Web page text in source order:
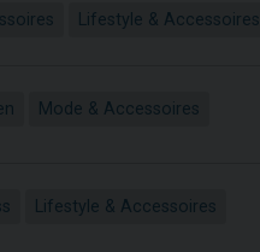
Lifestyle & Accessoires
Mode & Accessoires
Lifestyle & Accessoires